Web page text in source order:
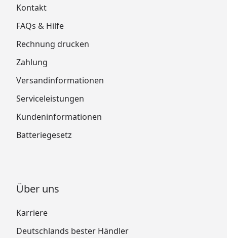
Kontakt
FAQs & Hilfe
Rechnung drucken
Zahlung
Versandinformationen
Serviceleistungen
Kundeninformationen
Batteriegesetz
Über uns
Karriere
Deutschlands bester Händler